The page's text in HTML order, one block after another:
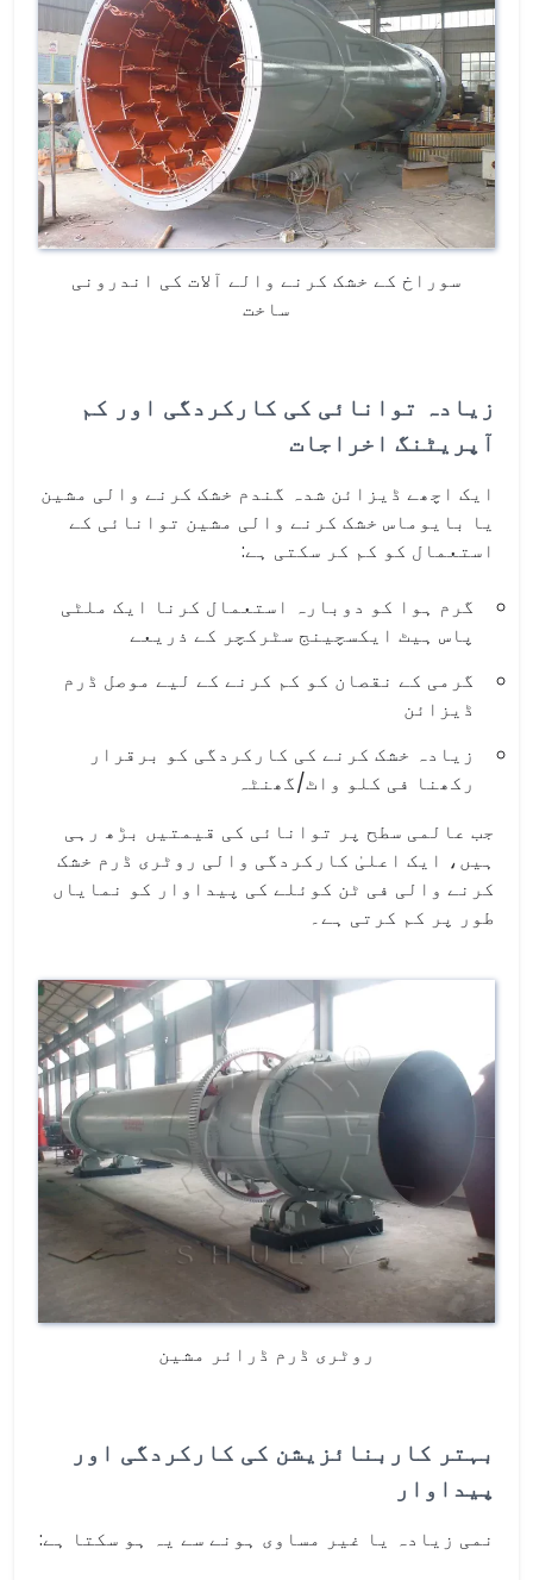
سوراخ کے خشک کرنے والے آلات کی اندرونی
ساخت
زیادہ توانائی کی کارکردگی اور کم
آپریٹنگ اخراجات
ایک اچھے ڈیزائن شدہ گندم خشک کرنے والی مشین
یا بایوماس خشک کرنے والی مشین توانائی کے
استعمال کو کم کر سکتی ہے:
گرم ہوا کو دوبارہ استعمال کرنا ایک ملٹی
پاس ہیٹ ایکسچینج سٹرکچر کے ذریعے
گرمی کے نقصان کو کم کرنے کے لیے موصل ڈرم
ڈیزائن
زیادہ خشک کرنے کی کارکردگی کو برقرار
رکھنا فی کلو واٹ/گھنٹہ
جب عالمی سطح پر توانائی کی قیمتیں بڑھ رہی
ہیں، ایک اعلیٰ کارکردگی والی روٹری ڈرم خشک
کرنے والی فی ٹن کوئلے کی پیداوار کو نمایاں
طور پر کم کرتی ہے۔
روٹری ڈرم ڈرائر مشین
بہتر کاربنائزیشن کی کارکردگی اور
پیداوار
نمی زیادہ یا غیر مساوی ہونے سے یہ ہو سکتا ہے: